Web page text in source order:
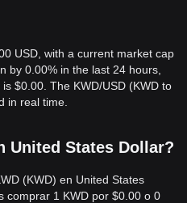
USD, with a current market cap
by 0.00% in the last 24 hours,
$0.00. The KWD/USD (KWD to
in real time.
United States Dollar?
(KWD) en United States
comprar 1 KWD por $0.00 o 0